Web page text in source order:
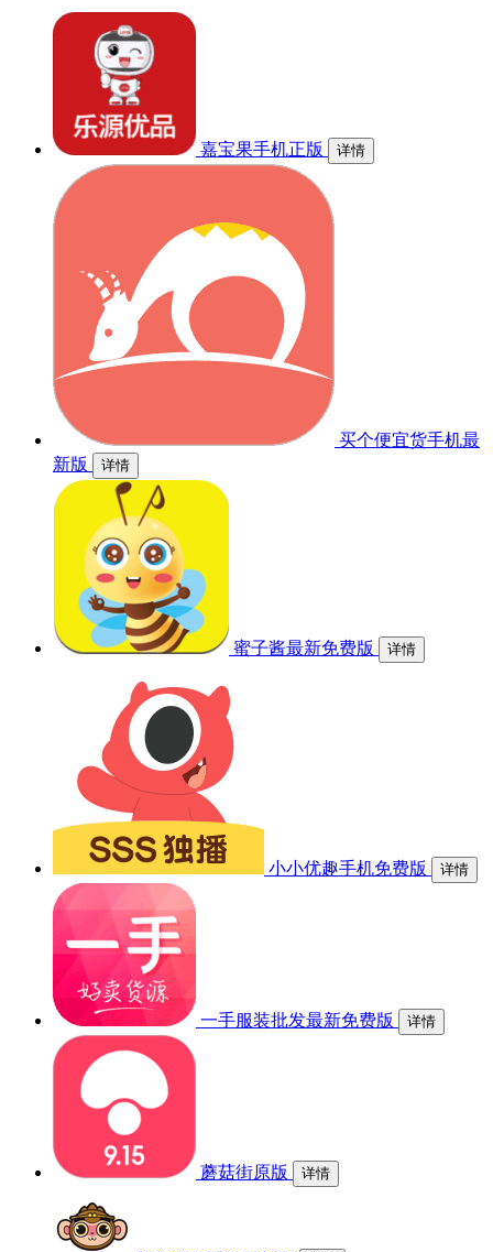
嘉宝果手机正版 详情
买个便宜货手机最
新版
详情
蜜子酱最新免费版 详情
小小优趣手机免费版 详情
一手服装批发最新免费版 详情
蘑菇街原版 详情